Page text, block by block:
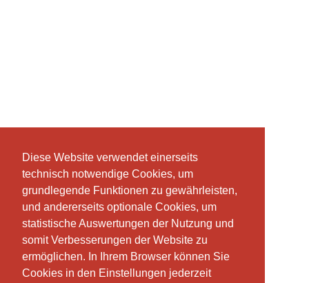
Diese Website verwendet einerseits
technisch notwendige Cookies, um
grundlegende Funktionen zu gewährleisten,
und andererseits optionale Cookies, um
statistische Auswertungen der Nutzung und
somit Verbesserungen der Website zu
ermöglichen. In Ihrem Browser können Sie
Cookies in den Einstellungen jederzeit
Diese Website verwendet einerseits
technisch notwendige Cookies, um
grundlegende Funktionen zu gewährleisten,
und andererseits optionale Cookies, um
statistische Auswertungen der Nutzung und
somit Verbesserungen der Website zu
ermöglichen. In Ihrem Browser können Sie
Cookies in den Einstellungen jederzeit